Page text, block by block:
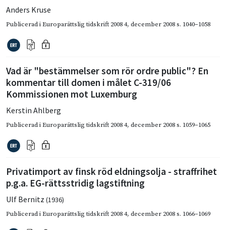
Anders Kruse
Publicerad iEuroparättslig tidskrift 2008 4, december 2008s. 1040–1058
Vad är "bestämmelser som rör ordre public"? En
kommentar till domen i målet C-319/06
Kommissionen mot Luxemburg
Kerstin Ahlberg
Publicerad iEuroparättslig tidskrift 2008 4, december 2008s. 1059–1065
Privatimport av finsk röd eldningsolja - straffrihet
p.g.a. EG-rättsstridig lagstiftning
Ulf Bernitz (1936)
Publicerad iEuroparättslig tidskrift 2008 4, december 2008s. 1066–1069